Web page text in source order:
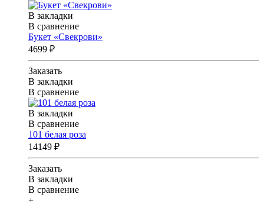
В закладки
В сравнение
Букет «Свекрови»
4699 ₽
Заказать
В закладки
В сравнение
В закладки
В сравнение
101 белая роза
14149 ₽
Заказать
В закладки
В сравнение
+